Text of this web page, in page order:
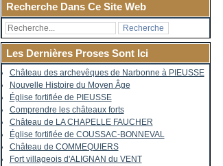
Recherche Dans Ce Site Web
Les Dernières Proses Sont Ici
Château des archevêques de Narbonne à PIEUSSE
Nouvelle Histoire du Moyen Âge
Église fortifiée de PIEUSSE
Comprendre les châteaux forts
Château de LA CHAPELLE FAUCHER
Église fortifiée de COUSSAC-BONNEVAL
Château de COMMEQUIERS
Fort villageois d'ALIGNAN du VENT